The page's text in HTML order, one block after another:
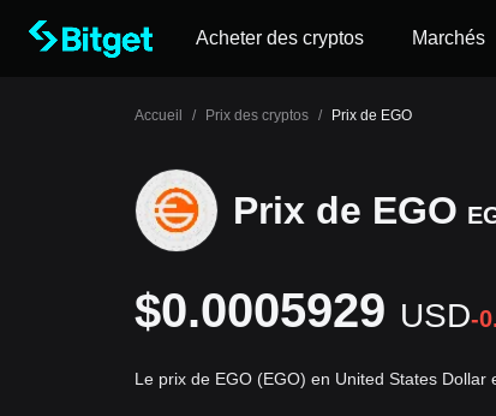
Acheter des cryptos Marchés
Accueil / Prix des cryptos / Prix de EGO
Prix de EGO
$0.0005929 USD-
Le prix de EGO (EGO) en United States Dollar